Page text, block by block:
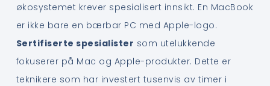
økosystemet krever spesialisert innsikt. En MacBook
er ikke bare en bærbar PC med Apple-logo.
Sertifiserte spesialister som utelukkende
fokuserer på Mac og Apple-produkter. Dette er
teknikere som har investert tusenvis av timer i